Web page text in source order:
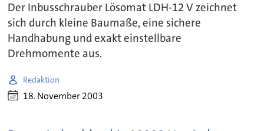
Der Inbusschrauber Lösomat LDH-12 V zeichnet
sich durch kleine Baumaße, eine sichere
Handhabung und exakt einstellbare
Drehmomente aus.
Redaktion
18. November 2003